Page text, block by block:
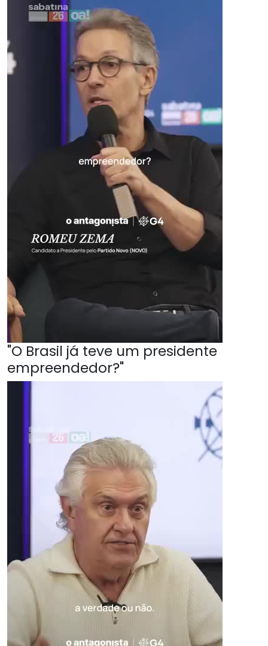
"O Brasil já teve um presidente
empreendedor?"